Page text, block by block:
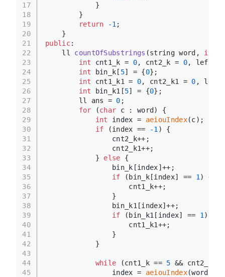
17
18
19
20
21
22
23
24
25
26
27
28
29
30
31
32
33
34
35
36
37
38
39
40
41
42
43
44
45
            }
        }
return
-1 ;
    }
public:
ll countOfSubstrings (string word, int
int cnt1_k = 0, cnt2_k = 0, left_k
int bin_k[ 5] = {0};
int cnt1_k1 = 0, cnt2_k1 = 0 ,
int bin_k1[5] = {0};
        ll ans =
0 ;
for (char c : word) {
int
index = aeiouIndex(c);
if (index == -1 ) {
                cnt2_k++;
                cnt2_k1++;
            }
else {
                bin_k[index]++;
if (bin_k[index] == 1 ) {
                    cnt1_k++;
                }
                bin_k1[index]++;
if (bin_k1[index] == 1 ) {
                    cnt1_k1++;
                }
            }
while (cnt1_k == 5 && cnt2_k
                index =
aeiouIndex